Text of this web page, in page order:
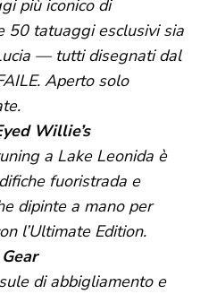
più iconico di
50 tatuaggi esclusivi sia
— tutti disegnati dal
Aperto solo
Willie’s
a Lake Leonida è
fuoristrada e
dipinte a mano per
l’Ultimate Edition.
di abbigliamento e